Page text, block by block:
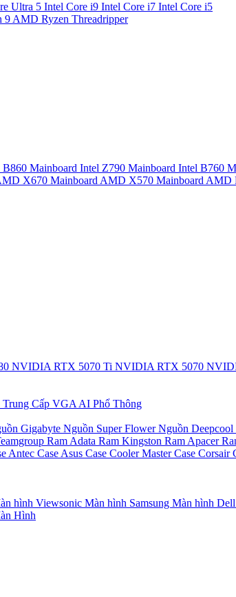
Ultra 5 Intel Core i9 Intel Core i7 Intel Core i5
9 AMD Ryzen Threadripper
B860 Mainboard Intel Z790 Mainboard Intel B760
X670 Mainboard AMD X570 Mainboard AMD
NVIDIA RTX 5070 Ti NVIDIA RTX 5070
Cấp VGA AI Phổ Thông
Gigabyte Nguồn Super FlowerNguồn Deepcool
Ram Adata Ram Kingston Ram Apacer
Antec Case Asus Case Cooler MasterCase Corsair
hình Viewsonic Màn hình Samsung Màn hình Dell
Hình